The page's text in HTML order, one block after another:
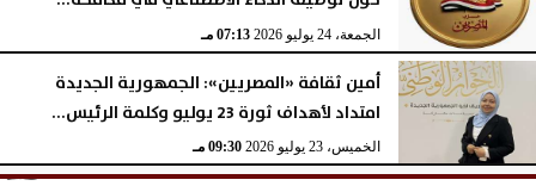
الجمعة، 24 يوليو 2026 07:13 مـ
أمين ثقافة «المصريين»: الجمهورية الجديدة
امتداد لأهداف ثورة 23 يوليو وكلمة الرئيس...
الخميس، 23 يوليو 2026 09:30 مـ